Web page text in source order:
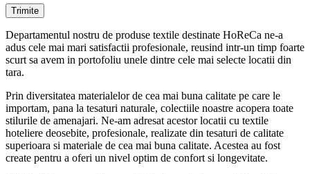
Departamentul nostru de produse textile destinate HoReCa ne-a
adus cele mai mari satisfactii profesionale, reusind intr-un timp foarte
scurt sa avem in portofoliu unele dintre cele mai selecte locatii din
tara.
Prin diversitatea materialelor de cea mai buna calitate pe care le
importam, pana la tesaturi naturale, colectiile noastre acopera toate
stilurile de amenajari. Ne-am adresat acestor locatii cu textile
hoteliere deosebite, profesionale, realizate din tesaturi de calitate
superioara si materiale de cea mai buna calitate. Acestea au fost
create pentru a oferi un nivel optim de confort si longevitate.